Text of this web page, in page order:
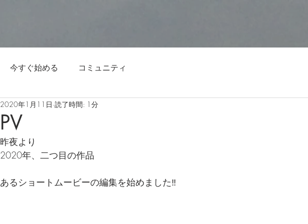
今すぐ始める コミュニティ
PV
2020年1月11日 読了時間: 1分
昨夜より
2020年、二つ目の作品
あるショートムービーの編集を始めました‼️